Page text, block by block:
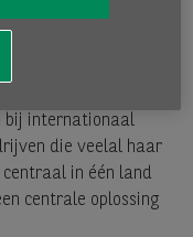
Paribas Factor
bij internationaal
die veelal haar
in één land
centrale oplossing